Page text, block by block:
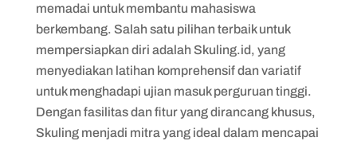
memadai untuk membantu mahasiswa
berkembang. Salah satu pilihan terbaik untuk
mempersiapkan diri adalah Skuling.id, yang
menyediakan latihan komprehensif dan variatif
untuk menghadapi ujian masuk perguruan tinggi.
Dengan fasilitas dan fitur yang dirancang khusus,
Skuling menjadi mitra yang ideal dalam mencapai